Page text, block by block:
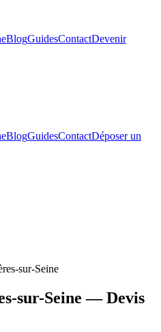
BlogGuidesContactDevenir
BlogGuidesContactDéposer un
sur-Seine
sur-Seine — Devis